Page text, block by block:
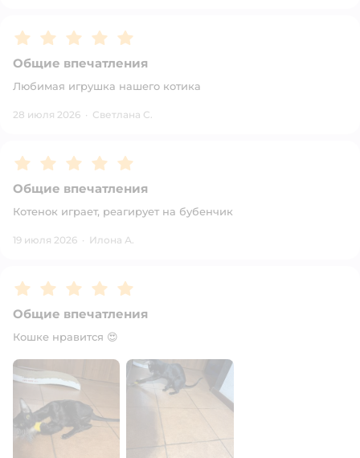
Рейтинг:5
Общие впечатления
Любимая игрушка нашего котика
28 июля 2026 · Светлана С.
Рейтинг:5
Общие впечатления
Котенок играет, реагирует на бубенчик
19 июля 2026 · Илона А.
Рейтинг:5
Общие впечатления
Кошке нравится 😍